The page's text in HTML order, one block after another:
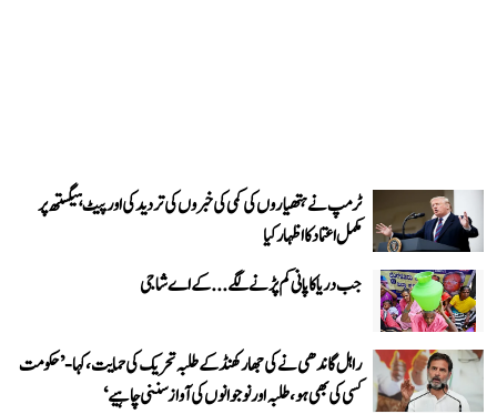
ٹرمپ نے ہتھیاروں کی کمی کی خبروں کی تردید کی اور پیٹ ہیگستھ پر
مکمل اعتماد کا اظہار کیا
جب دریا کا پانی کم پڑنے لگے...کے اے شاجی
راہل گاندھی نے کی جھارکھنڈ کے طلبہ تحریک کی حمایت، کہا- ’حکومت
کسی کی بھی ہو، طلبہ اور نوجوانوں کی آواز سننی چاہیے‘